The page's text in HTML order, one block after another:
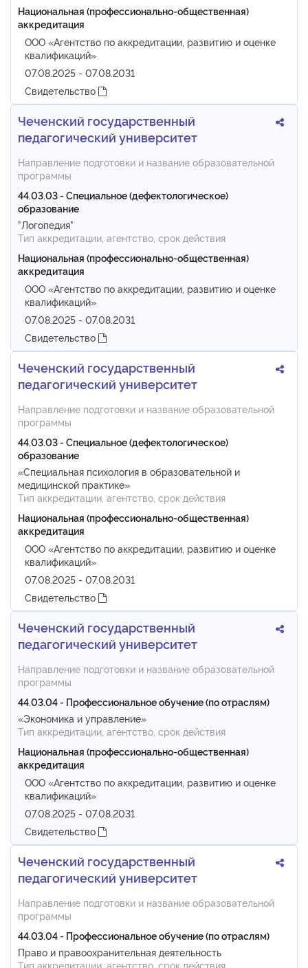
Национальная (профессионально-общественная)
аккредитация
ООО «Агентство по аккредитации, развитию и оценке
квалификаций»
07.08.2025 - 07.08.2031
Свидетельство
Чеченский государственный
педагогический университет
Направление подготовки и название образовательной
программы
44.03.03 - Специальное (дефектологическое)
образование
"Логопедия"
Тип аккредитации, агентство, срок действия
Национальная (профессионально-общественная)
аккредитация
ООО «Агентство по аккредитации, развитию и оценке
квалификаций»
07.08.2025 - 07.08.2031
Свидетельство
Чеченский государственный
педагогический университет
Направление подготовки и название образовательной
программы
44.03.03 - Специальное (дефектологическое)
образование
«Специальная психология в образовательной и
медицинской практике»
Тип аккредитации, агентство, срок действия
Национальная (профессионально-общественная)
аккредитация
ООО «Агентство по аккредитации, развитию и оценке
квалификаций»
07.08.2025 - 07.08.2031
Свидетельство
Чеченский государственный
педагогический университет
Направление подготовки и название образовательной
программы
44.03.04 - Профессиональное обучение (по отраслям)
«Экономика и управление»
Тип аккредитации, агентство, срок действия
Национальная (профессионально-общественная)
аккредитация
ООО «Агентство по аккредитации, развитию и оценке
квалификаций»
07.08.2025 - 07.08.2031
Свидетельство
Чеченский государственный
педагогический университет
Направление подготовки и название образовательной
программы
44.03.04 - Профессиональное обучение (по отраслям)
Право и правоохранительная деятельность
Тип аккредитации, агентство, срок действия